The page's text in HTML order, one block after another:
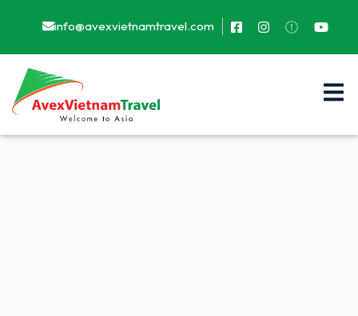
info@avexvietnamtravel.com